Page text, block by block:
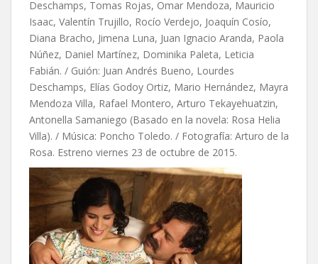
Deschamps, Tomas Rojas, Omar Mendoza, Mauricio
Isaac, Valentín Trujillo, Rocío Verdejo, Joaquín Cosío,
Diana Bracho, Jimena Luna, Juan Ignacio Aranda, Paola
Núñez, Daniel Martínez, Dominika Paleta, Leticia
Fabián. / Guión: Juan Andrés Bueno, Lourdes
Deschamps, Elías Godoy Ortiz, Mario Hernández, Mayra
Mendoza Villa, Rafael Montero, Arturo Tekayehuatzin,
Antonella Samaniego (Basado en la novela: Rosa Helia
Villa). / Música: Poncho Toledo. / Fotografía: Arturo de la
Rosa. Estreno viernes 23 de octubre de 2015.